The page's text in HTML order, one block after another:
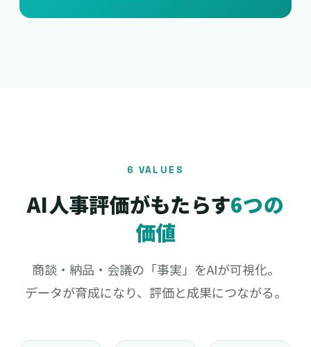
6 VALUES
AI人事評価がもたらす6つの
価値
商談・納品・会議の「事実」をAIが可視化。
データが育成になり、評価と成果につながる。